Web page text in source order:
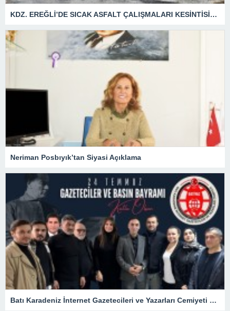
KDZ. EREĞLİ’DE SICAK ASFALT ÇALIŞMALARI KESİNTİSİZ SÜRÜYOR
Neriman Posbıyık’tan Siyasi Açıklama
Batı Karadeniz İnternet Gazetecileri ve Yazarları Cemiyeti 24 Temmuz Basın Bayramını kutladı.